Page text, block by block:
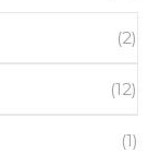
(2)
(12)
(1)